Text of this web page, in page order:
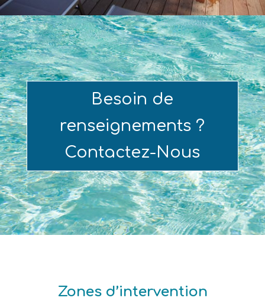
Besoin de
renseignements ?
Contactez-Nous
Zones d’intervention